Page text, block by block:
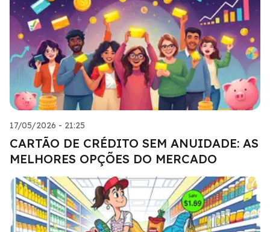
17/05/2026 - 21:25
CARTÃO DE CRÉDITO SEM ANUIDADE: AS
MELHORES OPÇÕES DO MERCADO